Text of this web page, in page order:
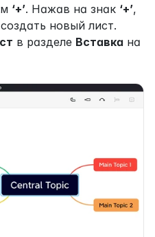
‘+’. Нажав на знак ‘+’,
новый лист.
в разделе Вставка на